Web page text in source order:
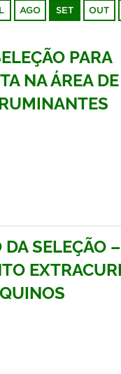
AGO SET OUT
PARA
NA ÁREA
SELEÇÃO –